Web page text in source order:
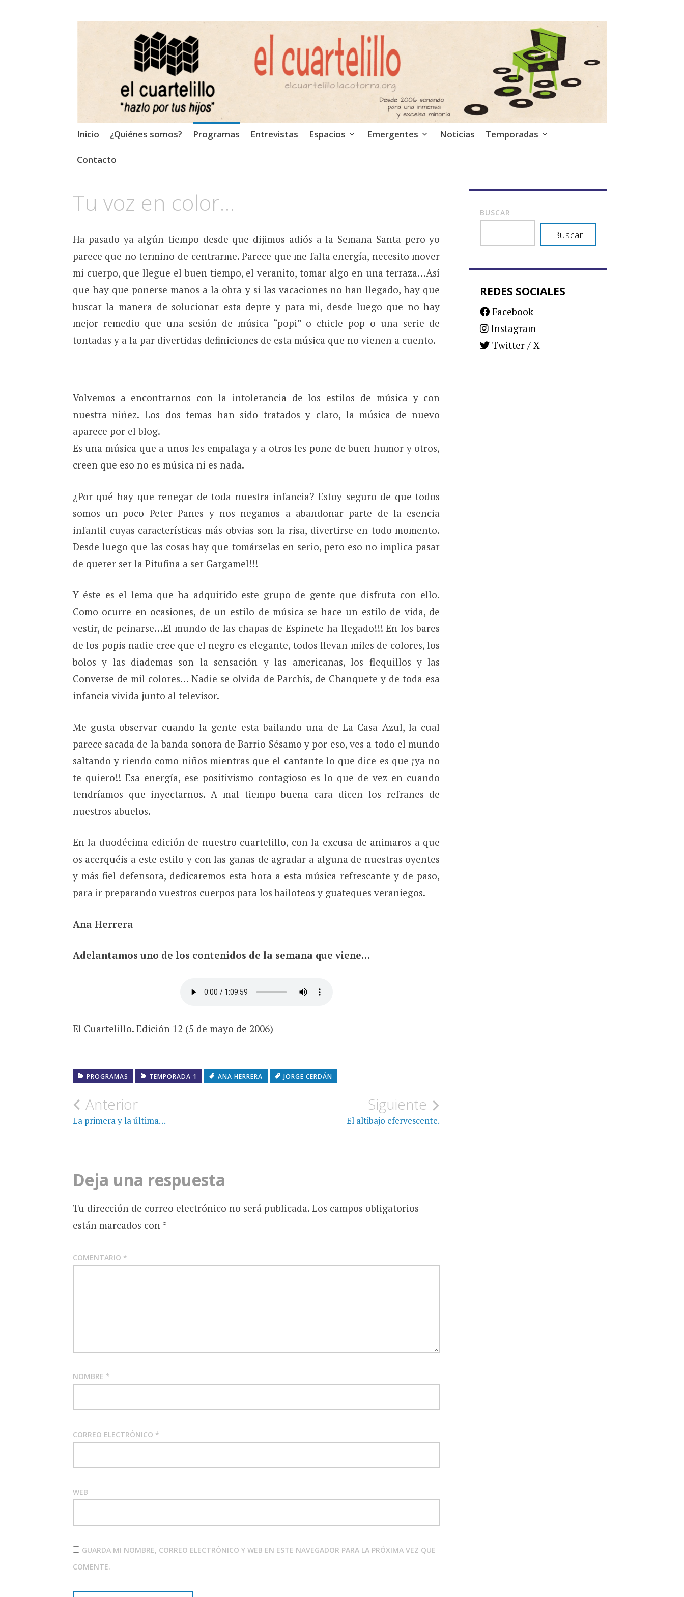
El Cuartelillo
Programa de radio de música independiente. Podcast
Saltar
contenido
Inicio ¿Quiénes somos? Programas Entrevistas Espacios Emergentes Noticias Temporadas
Contacto
Tu voz en color…
Ha pasado ya algún tiempo desde que dijimos adiós a la Semana Santa pero yo
parece que no termino de centrarme. Parece que me falta energía, necesito mover
mi cuerpo, que llegue el buen tiempo, el veranito, tomar algo en una terraza…Así
que hay que ponerse manos a la obra y si las vacaciones no han llegado, hay que
buscar la manera de solucionar esta depre y para mi, desde luego que no hay
mejor remedio que una sesión de música “popi” o chicle pop o una serie de
tontadas y a la par divertidas definiciones de esta música que no vienen a cuento.
Volvemos a encontrarnos con la intolerancia de los estilos de música y con
nuestra niñez. Los dos temas han sido tratados y claro, la música de nuevo
aparece por el blog.
Es una música que a unos les empalaga y a otros les pone de buen humor y otros,
creen que eso no es música ni es nada.
¿Por qué hay que renegar de toda nuestra infancia? Estoy seguro de que todos
somos un poco Peter Panes y nos negamos a abandonar parte de la esencia
infantil cuyas características más obvias son la risa, divertirse en todo momento.
Desde luego que las cosas hay que tomárselas en serio, pero eso no implica pasar
de querer ser la Pitufina a ser Gargamel!!!
Y éste es el lema que ha adquirido este grupo de gente que disfruta con ello.
Como ocurre en ocasiones, de un estilo de música se hace un estilo de vida, de
vestir, de peinarse…El mundo de las chapas de Espinete ha llegado!!! En los bares
de los popis nadie cree que el negro es elegante, todos llevan miles de colores, los
bolos y las diademas son la sensación y las americanas, los flequillos y las
Converse de mil colores… Nadie se olvida de Parchís, de Chanquete y de toda esa
infancia vivida junto al televisor.
Me gusta observar cuando la gente esta bailando una de La Casa Azul, la cual
parece sacada de la banda sonora de Barrio Sésamo y por eso, ves a todo el mundo
saltando y riendo como niños mientras que el cantante lo que dice es que ¡ya no
te quiero!! Esa energía, ese positivismo contagioso es lo que de vez en cuando
tendríamos que inyectarnos. A mal tiempo buena cara dicen los refranes de
nuestros abuelos.
En la duodécima edición de nuestro cuartelillo, con la excusa de animaros a que
os acerquéis a este estilo y con las ganas de agradar a alguna de nuestras oyentes
y más fiel defensora, dedicaremos esta hora a esta música refrescante y de paso,
para ir preparando vuestros cuerpos para los bailoteos y guateques veraniegos.
Ana Herrera
Adelantamos uno de los contenidos de la semana que viene…
El Cuartelillo. Edición 12 (5 de mayo de 2006)
PROGRAMAS TEMPORADA 1 ANA HERRERA JORGE CERDÁN
Navegación
de
Anterior
La primera y la última…
Siguiente
El altibajo efervescente.
Deja una respuesta
Tu dirección de correo electrónico no será publicada. Los campos obligatorios
están marcados con *
COMENTARIO *
NOMBRE *
CORREO ELECTRÓNICO *
WEB
GUARDA MI NOMBRE, CORREO ELECTRÓNICO Y WEB EN ESTE NAVEGADOR PARA LA PRÓXIMA VEZ QUE
COMENTE.
BUSCAR
Buscar
REDES SOCIALES
Facebook
Instagram
Twitter / X